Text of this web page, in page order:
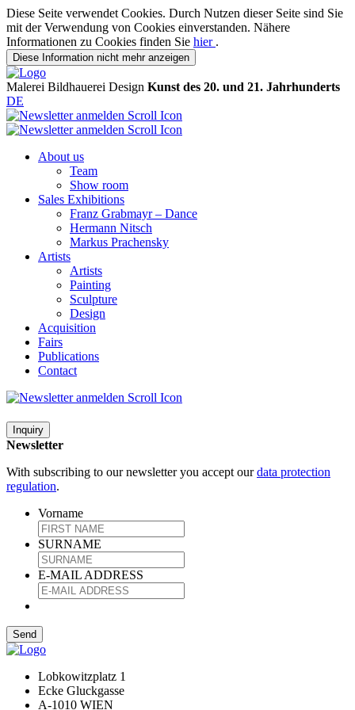
Diese Seite verwendet Cookies. Durch Nutzen dieser Seite sind Sie
mit der Verwendung von Cookies einverstanden. Nähere
Informationen zu Cookies finden Sie hier .
Diese Information nicht mehr anzeigen
Malerei Bildhauerei Design Kunst des 20. und 21. Jahrhunderts
DE
About us
Team
Show room
Sales Exhibitions
Franz Grabmayr – Dance
Hermann Nitsch
Markus Prachensky
Artists
Artists
Painting
Sculpture
Design
Acquisition
Fairs
Publications
Contact
Inquiry
Newsletter
With subscribing to our newsletter you accept ourdata protection
regulation.
Vorname
SURNAME
E-MAIL ADDRESS
Lobkowitzplatz 1
Ecke Gluckgasse
A-1010 WIEN